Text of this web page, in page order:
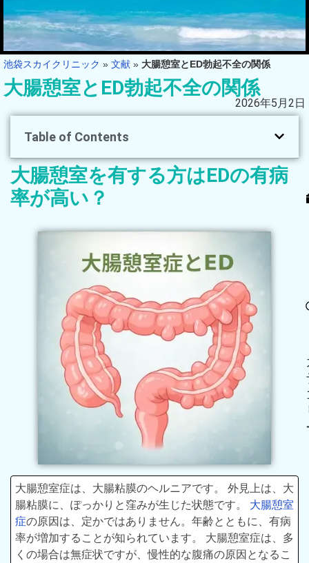
池袋スカイクリニック » 文献 » 大腸憩室とED勃起不全の関係
大腸憩室とED勃起不全の関係
2026年5月2日
Table of Contents
大腸憩室を有する方はEDの有病
率が高い？
大腸憩室症は、大腸粘膜のヘルニアです。 外見上は、大
腸粘膜に、ぽっかりと窪みが生じた状態です。 大腸憩室
症の原因は、定かではありません。年齢とともに、有病
率が増加することが知られています。 大腸憩室症は、多
くの場合は無症状ですが、慢性的な腹痛の原因となるこ